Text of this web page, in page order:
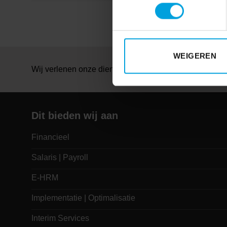
WEIGEREN
Wij verlenen onze diensten met gebruikmaking van:
Dit bieden wij aan
Financieel
Salaris | Payroll
E-HRM
Implementatie | Optimalisatie
Interim Services